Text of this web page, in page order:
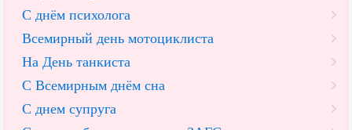
С днём психолога
Всемирный день мотоциклиста
На День танкиста
С Всемирным днём сна
С днем супруга